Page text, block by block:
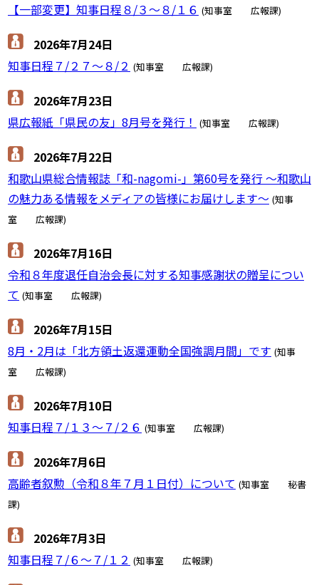
【一部変更】知事日程８/３～８/１６ (知事室 広報課)
2026年7月24日
知事日程７/２７～８/２ (知事室 広報課)
2026年7月23日
県広報紙「県民の友」8月号を発行！ (知事室 広報課)
2026年7月22日
和歌山県総合情報誌「和-nagomi-」第60号を発行 ～和歌山
の魅力ある情報をメディアの皆様にお届けします～ (知事
室 広報課)
2026年7月16日
令和８年度退任自治会長に対する知事感謝状の贈呈につい
て (知事室 広報課)
2026年7月15日
8月・2月は「北方領土返還運動全国強調月間」です (知事
室 広報課)
2026年7月10日
知事日程７/１３～７/２６ (知事室 広報課)
2026年7月6日
高齢者叙勲（令和８年７月１日付）について (知事室 秘書
課)
2026年7月3日
知事日程７/６～７/１２ (知事室 広報課)